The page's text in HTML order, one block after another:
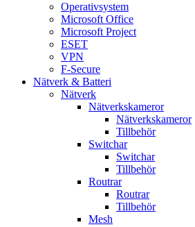
Operativsystem
Microsoft Office
Microsoft Project
ESET
VPN
F-Secure
Nätverk & Batteri
Nätverk
Nätverkskameror
Nätverkskameror
Tillbehör
Switchar
Switchar
Tillbehör
Routrar
Routrar
Tillbehör
Mesh